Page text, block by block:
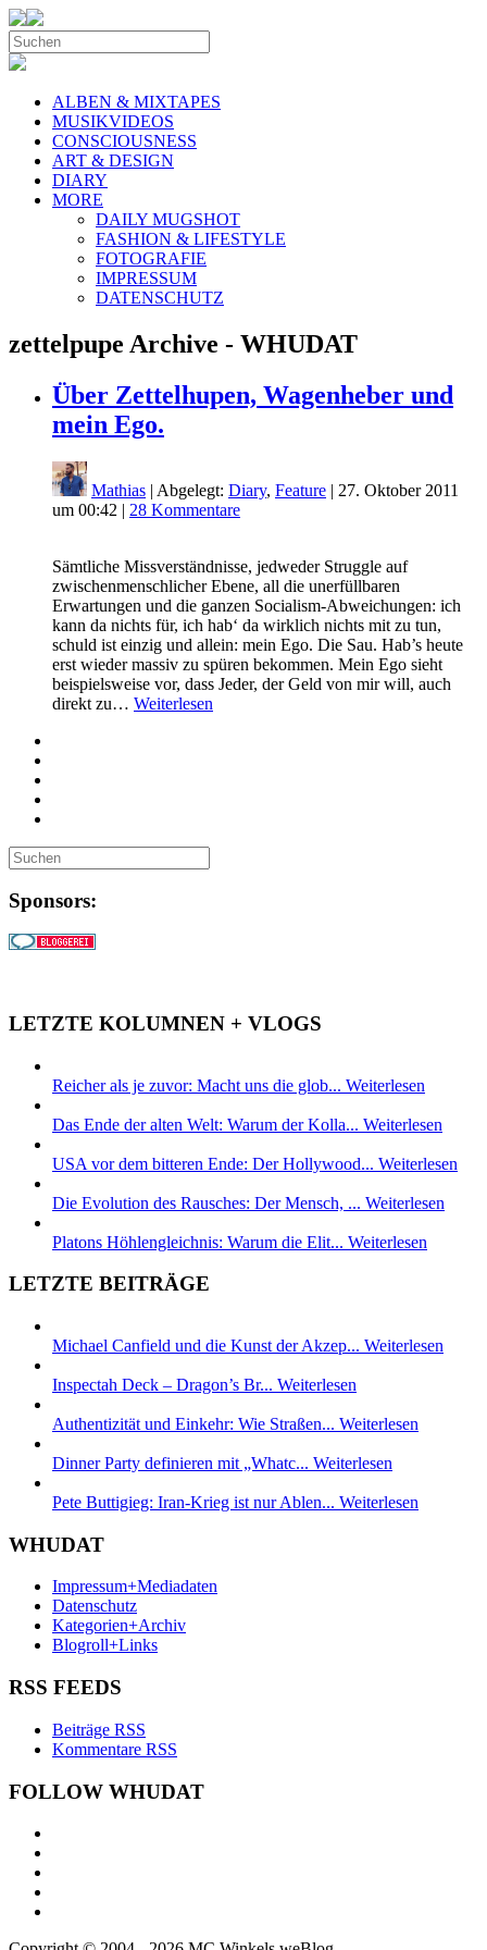
ALBEN & MIXTAPES
MUSIKVIDEOS
CONSCIOUSNESS
ART & DESIGN
DIARY
MORE
DAILY MUGSHOT
FASHION & LIFESTYLE
FOTOGRAFIE
IMPRESSUM
DATENSCHUTZ
zettelpupe Archive - WHUDAT
Über Zettelhupen, Wagenheber und
mein Ego.
Mathias | Abgelegt: Diary, Feature | 27. Oktober 2011
um 00:42 | 28 Kommentare
Sämtliche Missverständnisse, jedweder Struggle auf
zwischenmenschlicher Ebene, all die unerfüllbaren
Erwartungen und die ganzen Socialism-Abweichungen: ich
kann da nichts für, ich hab‘ da wirklich nichts mit zu tun,
schuld ist einzig und allein: mein Ego. Die Sau. Hab’s heute
erst wieder massiv zu spüren bekommen. Mein Ego sieht
beispielsweise vor, dass Jeder, der Geld von mir will, auch
direkt zu… Weiterlesen
Sponsors:
LETZTE KOLUMNEN + VLOGS
Reicher als je zuvor: Macht uns die glob... Weiterlesen
Das Ende der alten Welt: Warum der Kolla... Weiterlesen
USA vor dem bitteren Ende: Der Hollywood... Weiterlesen
Die Evolution des Rausches: Der Mensch, ... Weiterlesen
Platons Höhlengleichnis: Warum die Elit... Weiterlesen
LETZTE BEITRÄGE
Michael Canfield und die Kunst der Akzep... Weiterlesen
Inspectah Deck – Dragon’s Br... Weiterlesen
Authentizität und Einkehr: Wie Straßen... Weiterlesen
Dinner Party definieren mit „Whatc... Weiterlesen
Pete Buttigieg: Iran-Krieg ist nur Ablen... Weiterlesen
WHUDAT
Impressum+Mediadaten
Datenschutz
Kategorien+Archiv
Blogroll+Links
RSS FEEDS
Beiträge RSS
Kommentare RSS
FOLLOW WHUDAT